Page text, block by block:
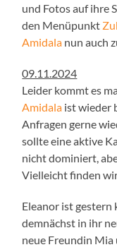
und Fotos auf ihre
den Menüpunkt
Amidala nun auch
09.11.2024
Leider kommt es
Amidala ist wieder
Anfragen gerne
sollte eine aktive
nicht dominiert,
Vielleicht finden
Eleanor ist
demnächst in ihr
neue Freundin Mia